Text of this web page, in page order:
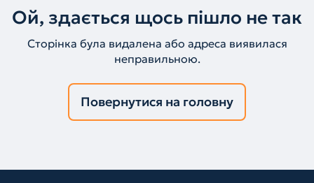
Ой, здається щось пішло не так
Сторінка була видалена або адреса виявилася
неправильною.
Повернутися на головну